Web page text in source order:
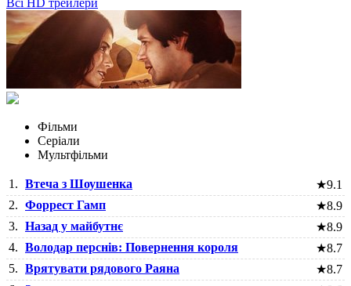
Всі HD трейлери
Фільми
Серіали
Мультфільми
1. Втеча з Шоушенка ★9.1
2. Форрест Гамп ★8.9
3. Назад у майбутнє ★8.9
4. Володар перснів: Повернення короля ★8.7
5. Врятувати рядового Раяна ★8.7